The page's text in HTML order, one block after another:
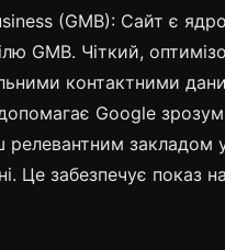
(GMB): Сайт є
GMB. Чіткий,
контактними
Google
релевантним закладом
Це забезпечує показ на